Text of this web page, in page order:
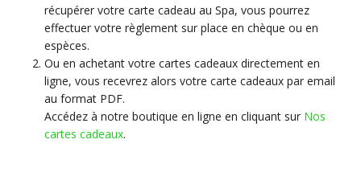
récupérer votre carte cadeau au Spa, vous pourrez
effectuer votre règlement sur place en chèque ou en
espèces.
Ou en achetant votre cartes cadeaux directement en
ligne, vous recevrez alors votre carte cadeaux par email
au format PDF.
Accédez à notre boutique en ligne en cliquant sur Nos
cartes cadeaux.